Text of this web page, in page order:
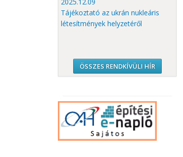
Tájékoztató az ukrán nukleáris
létesítmények helyzetéről
ÖSSZES RENDKÍVÜLI HÍR